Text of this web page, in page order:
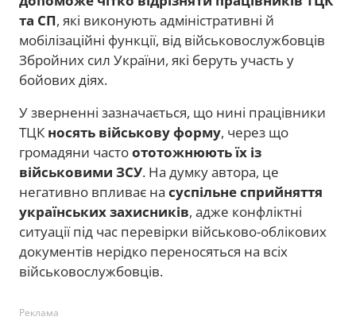
та СП, які виконують адміністративні й
мобілізаційні функції, від військовослужбовців
Збройних сил України, які беруть участь у
бойових діях.
У зверненні зазначається, що нині працівники
ТЦК носять військову форму, через що
громадяни частоототожнюють їх із
військовими ЗСУ. На думку автора, це
негативно впливає на суспільне сприйняття
українських захисників, адже конфліктні
ситуації під час перевірки військово-облікових
документів нерідко переносяться на всіх
військовослужбовців.
Реклама